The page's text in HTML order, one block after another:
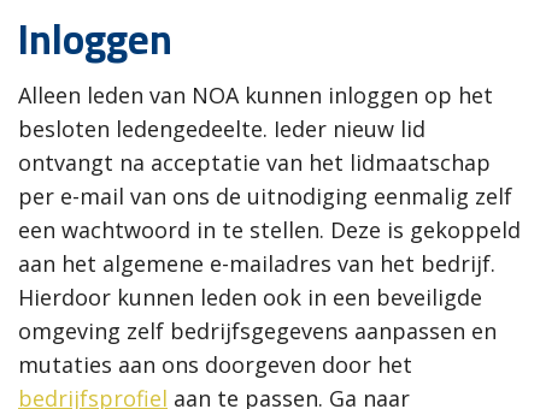
Inloggen
Alleen leden van NOA kunnen inloggen op het
besloten ledengedeelte. Ieder nieuw lid
ontvangt na acceptatie van het lidmaatschap
per e-mail van ons de uitnodiging eenmalig zelf
een wachtwoord in te stellen. Deze is gekoppeld
aan het algemene e-mailadres van het bedrijf.
Hierdoor kunnen leden ook in een beveiligde
omgeving zelf bedrijfsgegevens aanpassen en
mutaties aan ons doorgeven door het
bedrijfsprofiel aan te passen. Ga naar